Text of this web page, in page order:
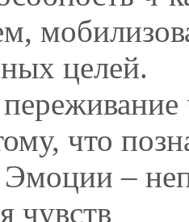
целей.
что
Эмоции –
чувств